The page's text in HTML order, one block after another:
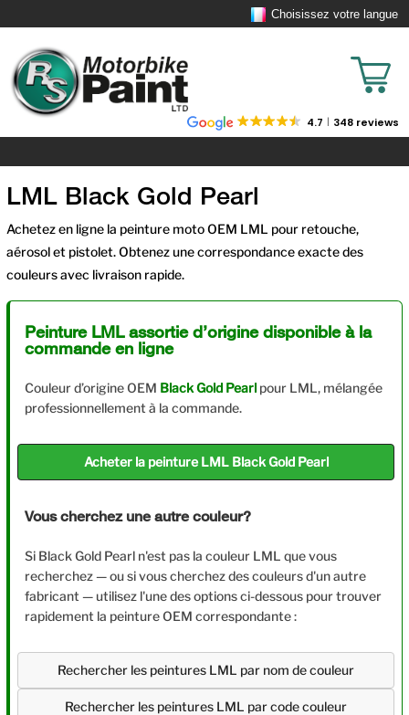
Choisissez votre langue
4.7 348 reviews
LML Black Gold Pearl
Achetez en ligne la peinture moto OEM LML pour retouche,
aérosol et pistolet. Obtenez une correspondance exacte des
couleurs avec livraison rapide.
Peinture LML assortie d’origine disponible à la
commande en ligne
Couleur d’origine OEM Black Gold Pearl pour LML, mélangée
professionnellement à la commande.
Acheter la peinture LML Black Gold Pearl
Vous cherchez une autre couleur?
Si Black Gold Pearl n'est pas la couleur LML que vous
recherchez — ou si vous cherchez des couleurs d'un autre
fabricant — utilisez l'une des options ci-dessous pour trouver
rapidement la peinture OEM correspondante :
Rechercher les peintures LML par nom de couleur
Rechercher les peintures LML par code couleur